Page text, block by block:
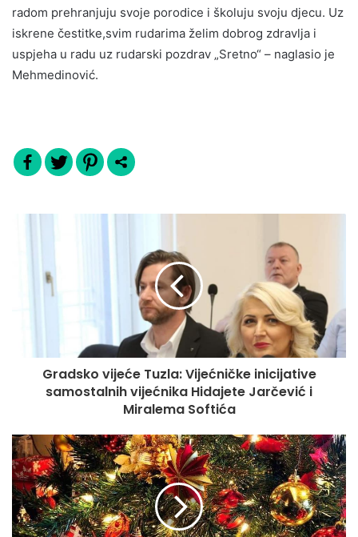
radom prehranjuju svoje porodice i školuju svoju djecu. Uz
iskrene čestitke,svim rudarima želim dobrog zdravlja i
uspjeha u radu uz rudarski pozdrav „Sretno“ – naglasio je
Mehmedinović.
Gradsko vijeće Tuzla: Vijećničke inicijative
samostalnih vijećnika Hidajete Jarčević i
Miralema Softića